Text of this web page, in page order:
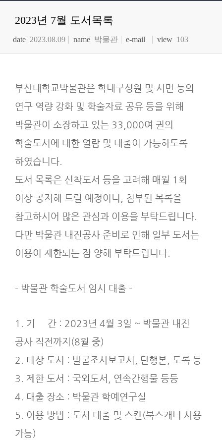
2023년 7월 도서목록
date 2023.08.09 name 박물관 e-mail view 103
부산대학교박물관은 학내구성원 및 시민 등의
연구 역량 강화 및 학술자료 공유 등을 위해
박물관이 소장하고 있는 33,000여 권의
학술도서에 대한 열람 및 대출이 가능하도록
하였습니다.
도서 목록은 신착도서 등을 고려해 매월 1회
이상 공지해 드릴 예정이니, 첨부된 목록을
참고하시어 많은 관심과 이용을 부탁드립니다.
다만 박물관 내진공사 준비로 인해 일부 도서는
이용이 제한되는 점 양해 부탁드립니다.
- 박물관 학술도서 임시 대출 -
1. 기 간 : 2023년 4월 3일 ~ 박물관 내진
공사 직전까지(8월 중)
2. 대상 도서 : 발굴조사보고서, 단행본, 도록 등
3. 제한 도서 : 국외도서, 연속간행물 등등
4. 대출 장소 : 박물관 학예연구실
5. 이용 방법 : 도서 대출 및 스캔(북스캐너 사용
가능)